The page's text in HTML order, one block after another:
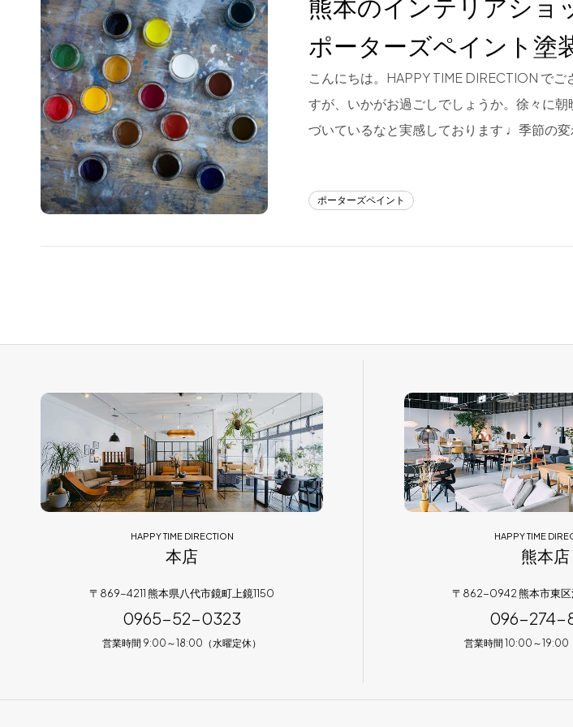
Blog
About us
for Business
Recruit
Contact
熊本店
096-274-8175
0965-45-9282
熊本のインテリアショ
ポーターズペイント塗
こんにちは。HAPPY TIME DIRECTION で
すが、いかがお過ごしでしょうか。徐々に
づいているなと実感しております ♩季節の
ポーターズペイント
HAPPY TIME DIRECTION
本店
〒869-4211 熊本県八代市鏡町上鏡1150
0965-52-0323
営業時間 9:00～18:00（水曜定休）
HAPPY TIME
熊本店
〒862-0942 熊本市東
096-274-
営業時間 10:00～19:00